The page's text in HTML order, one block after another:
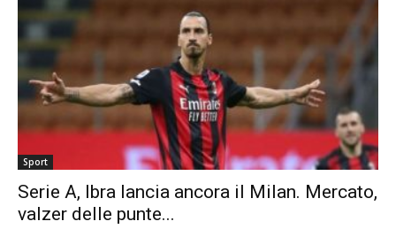
Sport
Serie A, Ibra lancia ancora il Milan. Mercato,
valzer delle punte...